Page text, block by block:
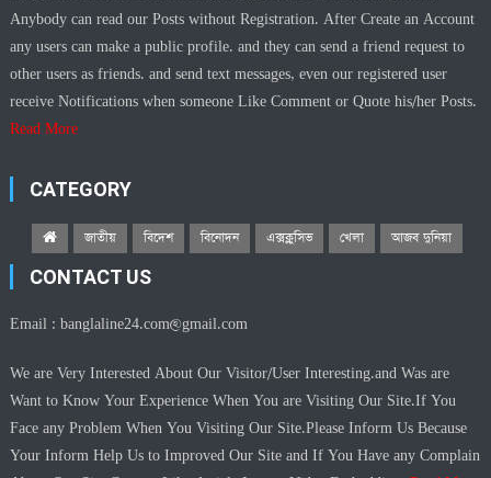
Anybody can read our Posts without Registration. After Create an Account
any users can make a public profile. and they can send a friend request to
other users as friends. and send text messages, even our registered user
receive Notifications when someone Like Comment or Quote his/her Posts.
Read More
CATEGORY
জাতীয় বিদেশ বিনোদন এক্সক্লুসিভ খেলা আজব দুনিয়া
CONTACT US
Email :banglaline24.com@gmail.com
We are Very Interested About Our Visitor/User Interesting.and Was are
Want to Know Your Experience When You are Visiting Our Site.If You
Face any Problem When You Visiting Our Site.Please Inform Us Because
Your Inform Help Us to Improved Our Site and If You Have any Complain